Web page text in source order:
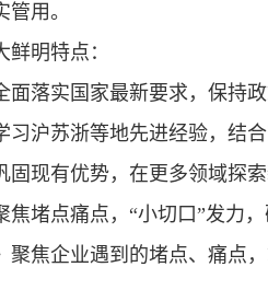
用。
明特点：
面落实国家最新要求，保持
习沪苏浙等地先进经验，结
固现有优势，在更多领域探索
焦堵点痛点，“小切口”发力
聚焦企业遇到的堵点、痛点